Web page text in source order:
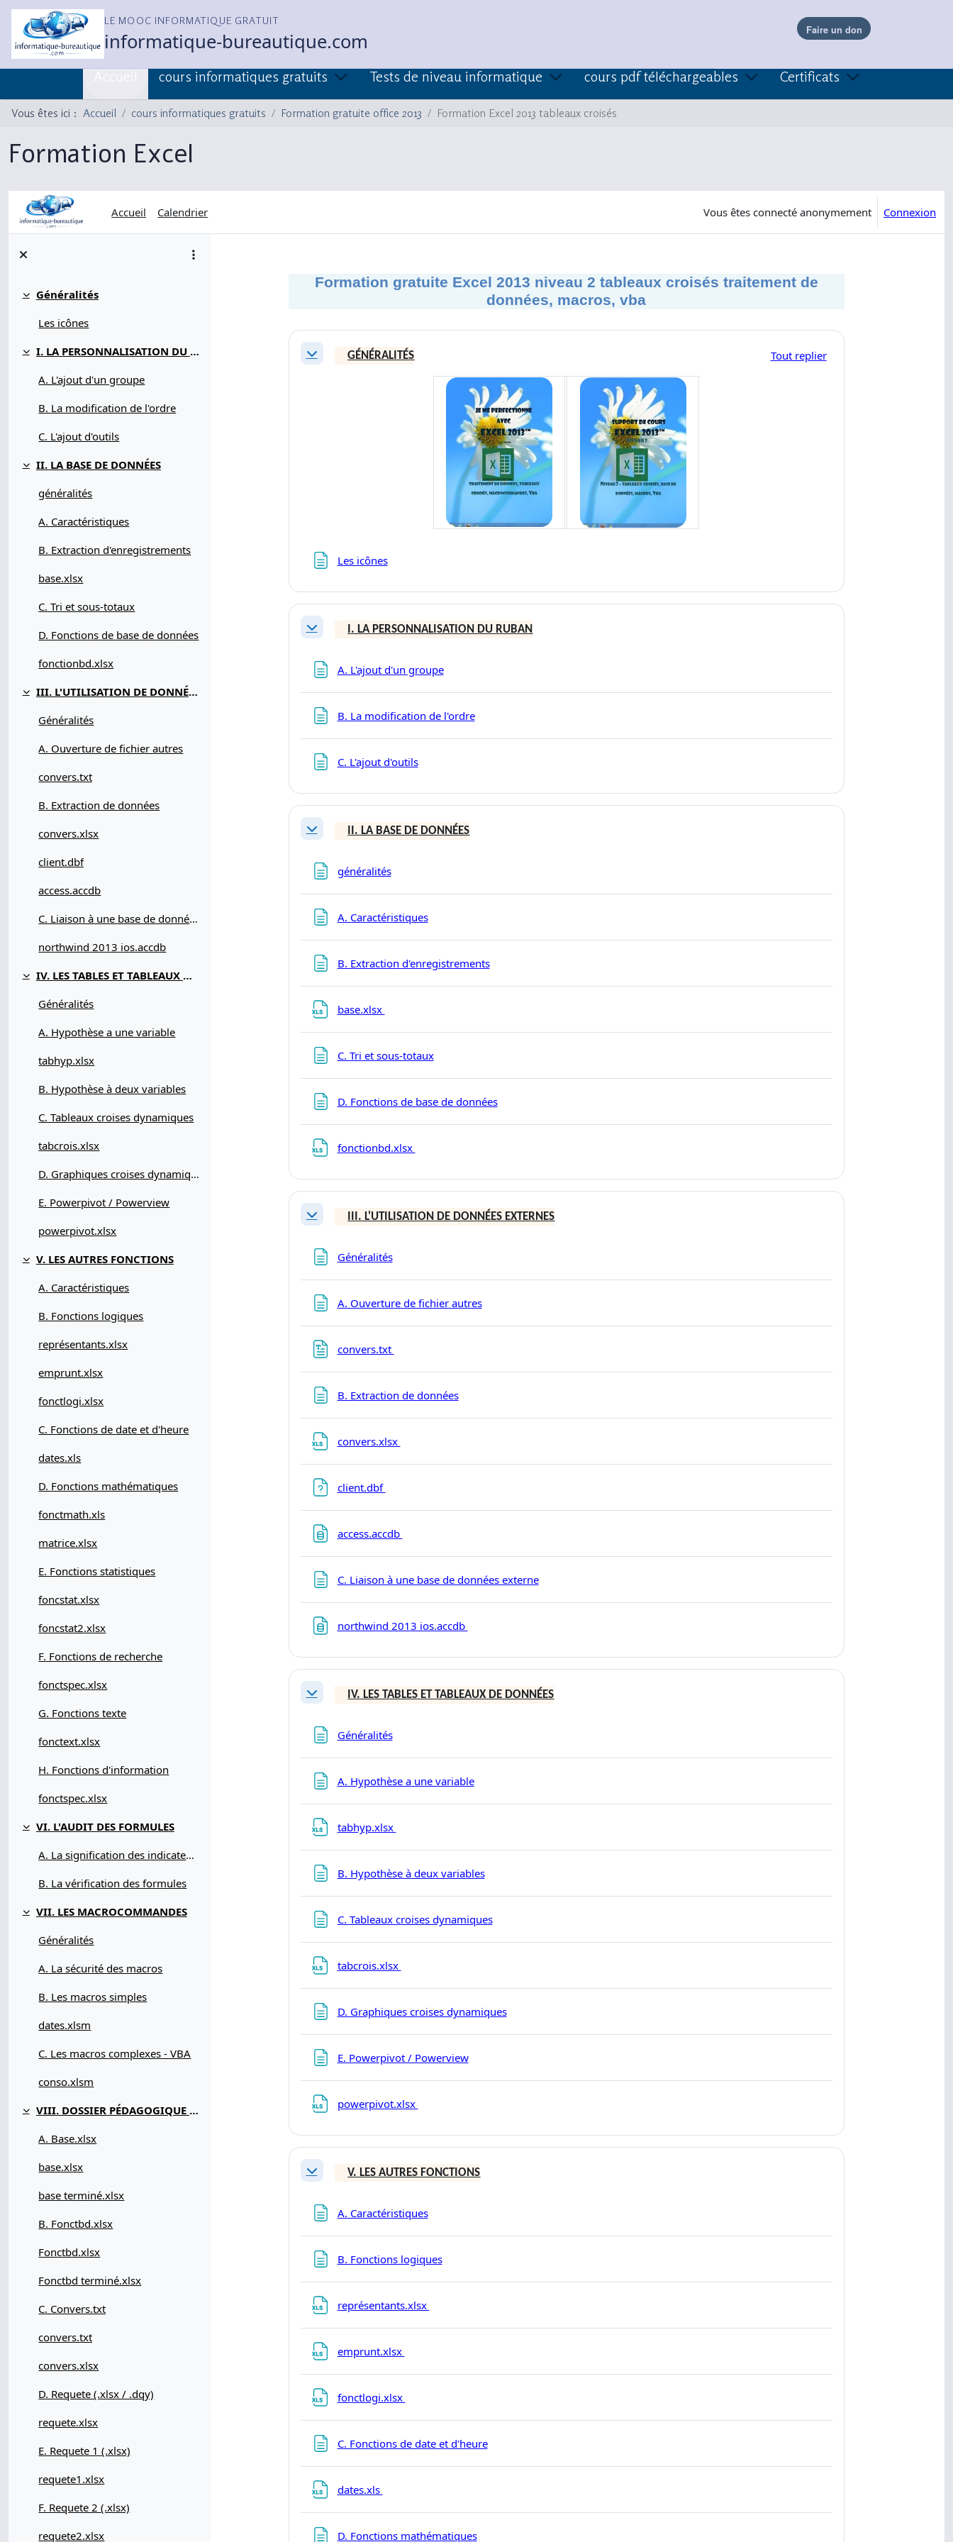
LE MOOC INFORMATIQUE GRATUIT
informatique-bureautique.com
cours informatiques gratuits Tests de niveau informatique cours pdf téléchargeables Certificats
Vous êtes ici : Accueil cours informatiques gratuits Formation gratuite office 2013 Formation Excel 2013 tableaux croisés
Formation Excel